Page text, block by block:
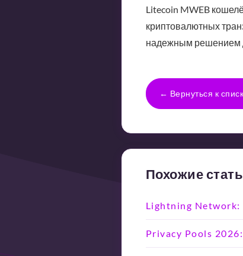
Litecoin MWEB
криптовалютных
надежным решением
← Вернуться к
Похожие
Lightning Network:
Privacy Pools